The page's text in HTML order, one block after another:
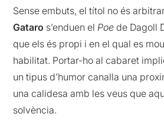
Sense embuts, el títol no és
Gataro s’enduen elPoe de Dagoll
que els és propi i en el qual es
habilitat. Portar-ho al cabaret
un tipus d’humor canalla una
una calidesa amb les veus que
solvència.